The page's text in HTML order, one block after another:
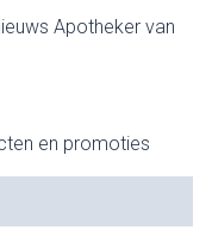
Apotheker van
en promoties